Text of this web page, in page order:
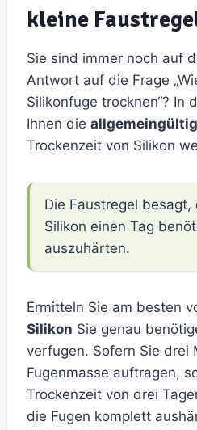
kleine
Sie sind immer noch auf
Antwort auf die Frage
Silikonfuge trocknen“? In
Ihnen die
Trockenzeit von Silikon
Die Faustregel
Silikon einen Tag
auszuhärten.
Ermitteln Sie am besten
Silikon Sie genau
verfugen. Sofern Sie drei
Fugenmasse auftragen,
Trockenzeit von drei
die Fugen komplett